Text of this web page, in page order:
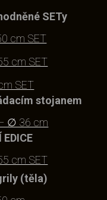
SETy
cm SET
cm SET
SET
stojanem
∅ 36 cm
EDICE
cm SET
(těla)